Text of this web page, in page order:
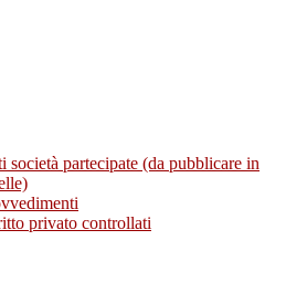
società partecipate (da pubblicare in
privato controllati